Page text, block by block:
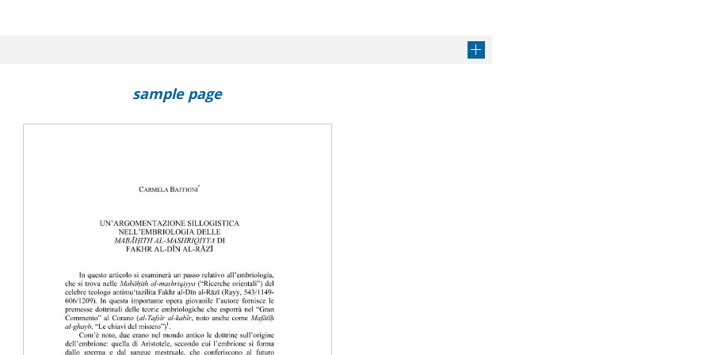
: sobre las fuentes de la lógica de Ibn hazm
anti-procliens de Philopon en version arabe et le problème des origines
: la question de la génération absolue dans le Commentaire Moyen
sample page